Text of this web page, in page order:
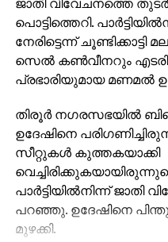
സംസ്ഥാനത്താകെ
പി.എമ്മുകാരുടെ
മൗനപിന്തുണയാണ്
പതിവുപരാതിയാണ്.
തിരുവനന്തപുരത്ത്
കൊല്ലത്ത്
ത്യജിക്കേണ്ടിവന്ന
വാളയാറില്‍ കുട്ടികളുടെ
പൊലീസും അരിയില്‍
ചന്ദ്രശേഖരനെയും
പാര്‍ട്ടിക്കാരുമെല്ലാം
നാട്ടില്‍ വിലസുമ്പോള്‍
പൊട്ടിത്തെറി.
നേരിട്ടെന്ന് ചൂണ്ടിക്കാട്ടി
സെല്‍ കണ്‍വീനറും
പ്രഭാരിയുമായ മണമല്‍
തിരൂര്‍ നഗരസഭയില്‍
ഉദേഷിനെ
സീറ്റുകള്‍ കുത്തകയാക്കി
പാര്‍ട്ടിയില്‍നിന്ന് ജാതി
പറഞ്ഞു. ഉദേഷിനെ
മുഴക്കി.